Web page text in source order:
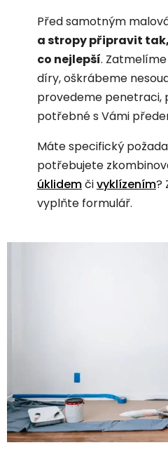
Před samotným
a stropy připravit
co nejlepší.
díry, oškrábeme
provedeme penetraci,
potřebné s Vámi
Máte specifický
potřebujete
úklidemčivyklízením?
vyplňte formulář.